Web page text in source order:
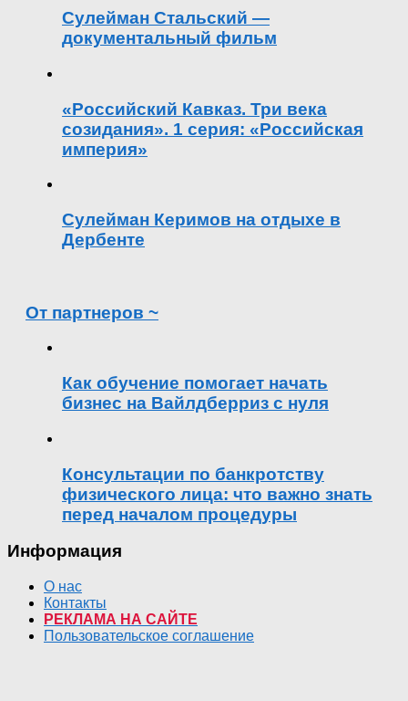
Сулейман Стальский —
документальный фильм
«Российский Кавказ. Три века
созидания». 1 серия: «Российская
империя»
Сулейман Керимов на отдыхе в
Дербенте
От партнеров ~
Как обучение помогает начать
бизнес на Вайлдберриз с нуля
Консультации по банкротству
физического лица: что важно знать
перед началом процедуры
Информация
О нас
Контакты
РЕКЛАМА НА САЙТЕ
Пользовательское соглашение